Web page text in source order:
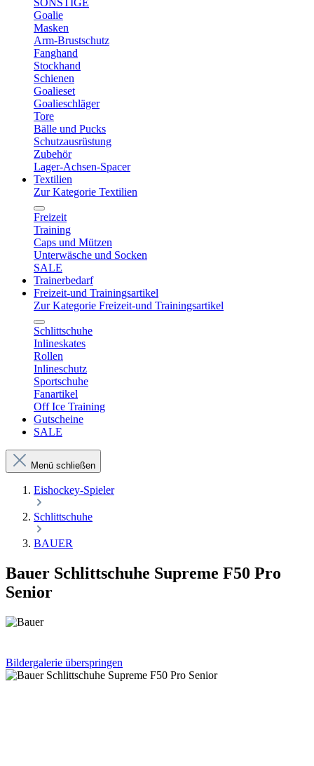
SONSTIGE
Goalie
Masken
Arm-Brustschutz
Fanghand
Stockhand
Schienen
Goalieset
Goalieschläger
Tore
Bälle und Pucks
Schutzausrüstung
Zubehör
Lager-Achsen-Spacer
Textilien
Zur Kategorie Textilien
Freizeit
Training
Caps und Mützen
Unterwäsche und Socken
SALE
Trainerbedarf
Freizeit-und Trainingsartikel
Zur Kategorie Freizeit-und Trainingsartikel
Schlittschuhe
Inlineskates
Rollen
Inlineschutz
Sportschuhe
Fanartikel
Off Ice Training
Gutscheine
SALE
Menü schließen
Eishockey-Spieler
Schlittschuhe
BAUER
Bauer Schlittschuhe Supreme F50 Pro
Senior
Bildergalerie überspringen